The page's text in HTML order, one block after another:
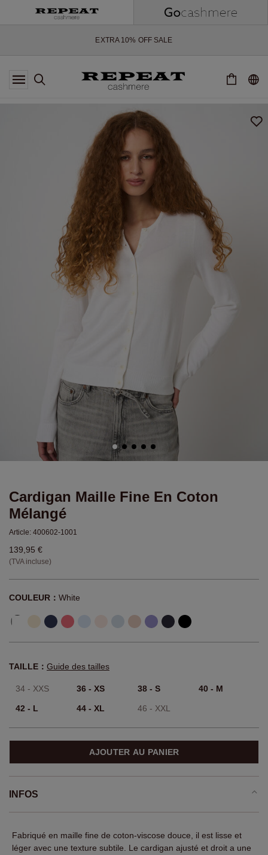
NOUVEAUX STYLES DOUX ET NOUVELLES COULEURS POUR LA
*EXCEPTIONS PEUVENT S'APPLIQUER
NOUVEAUX STYLES DOUX ET NOUVELLES COULEURS POUR LA
SAISON À VENIR
EXTRA 10% OFF SALE
Cardigan Maille Fine En Coton
Mélangé
Article: 400602-1001
139,95 €
(TVA incluse)
COULEUR： White
TAILLE： Guide des tailles
34 - XXS 36 - XS 38 - S 40 - M
42 - L 44 - XL 46 - XXL
AJOUTER AU PANIER
INFOS
Fabriqué en maille fine de coton-viscose douce, il est lisse et
léger avec une texture subtile. Le cardigan ajusté et droit a une